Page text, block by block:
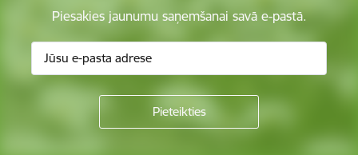
Piesakies jaunumu saņemšanai savā e-pastā.